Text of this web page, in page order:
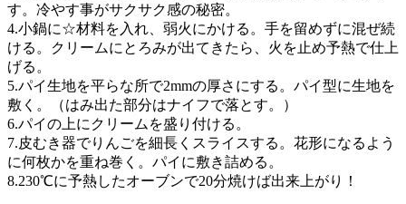
す。冷やす事がサクサク感の秘密。
4.小鍋に☆材料を入れ、弱火にかける。手を留めずに混ぜ続
ける。クリームにとろみが出てきたら、火を止め予熱で仕上
げる。
5.パイ生地を平らな所で2mmの厚さにする。パイ型に生地を
敷く。（はみ出た部分はナイフで落とす。）
6.パイの上にクリームを盛り付ける。
7.皮むき器でりんごを細長くスライスする。花形になるよう
に何枚かを重ね巻く。パイに敷き詰める。
8.230℃に予熱したオーブンで20分焼けば出来上がり！